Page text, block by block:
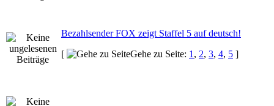
Bezahlsender FOX zeigt Staffel 5 auf deutsch!
[
Gehe zu Seite: 1 , 2, 3, 4, 5 ]